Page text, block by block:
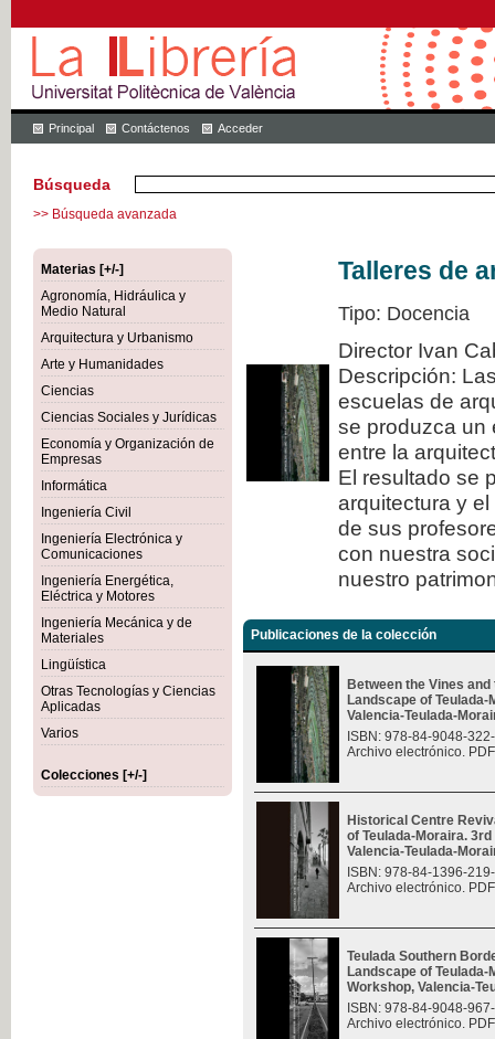
Principal Contáctenos Acceder
Búsqueda
>> Búsqueda avanzada
Materias [+/-]
Agronomía, Hidráulica y
Medio Natural
Arquitectura y Urbanismo
Arte y Humanidades
Ciencias
Ciencias Sociales y Jurídicas
Economía y Organización de
Empresas
Informática
Ingeniería Civil
Ingeniería Electrónica y
Comunicaciones
Ingeniería Energética,
Eléctrica y Motores
Ingeniería Mecánica y de
Materiales
Lingüística
Otras Tecnologías y Ciencias
Aplicadas
Varios
Colecciones [+/-]
Talleres de
Tipo: Docencia
Director Ivan
Descripción:
escuelas de
se produzca un
entre la
El resultado se
arquitectura y
de sus
con nuestra
nuestro
Publicaciones de la colección
Between the Vines
Landscape of
Valencia-Teulada-
ISBN: 978-84-9048-
Archivo electrónico.
Historical Centre
of Teulada-Moraira.
Valencia-Teulada-
ISBN: 978-84-1396-
Archivo electrónico.
Teulada Southern
Landscape of
Workshop, Valencia-
ISBN: 978-84-9048-
Archivo electrónico.